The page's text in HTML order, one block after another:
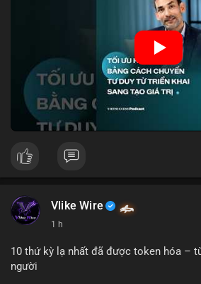
định dựa trên dữ liệu. Điều này đặc
kỳ phát triển nhanh chóng của ngành
và tốc độ là yếu tố quyết định.
🎥 Xem video trực tiếp tại:
Nguồn: VIETSUCCESS
Vlike Wire
1 h
10 thứ kỳ lạ nhất đã được token hóa –
người